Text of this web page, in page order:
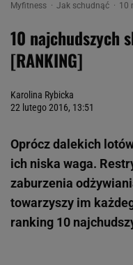
Myfitness Jak schudnąć 10
10 najchudszych
[RANKING]
Karolina Rybicka
22 lutego 2016, 13:51
Oprócz dalekich
ich niska waga.
zaburzenia
towarzyszy im
ranking 10